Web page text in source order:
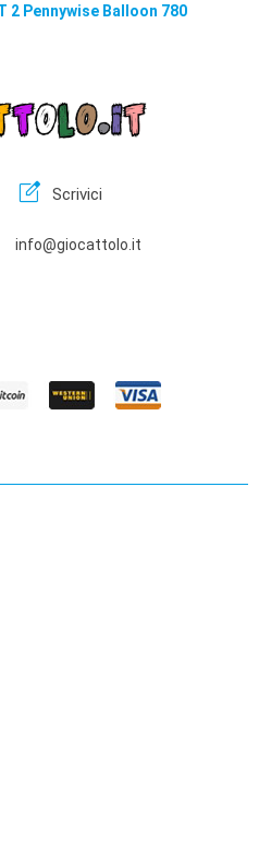
2 Pennywise Balloon 780
edit_square Scrivici
info@giocattolo.it